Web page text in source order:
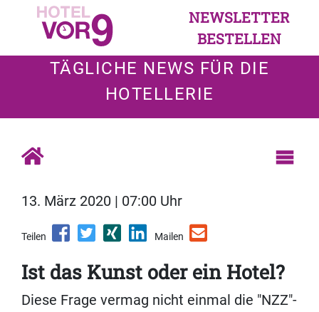
NEWSLETTER
BESTELLEN
TÄGLICHE NEWS FÜR DIE
HOTELLERIE
13. März 2020 | 07:00 Uhr
Teilen Mailen
Ist das Kunst oder ein Hotel?
Diese Frage vermag nicht einmal die "NZZ"-